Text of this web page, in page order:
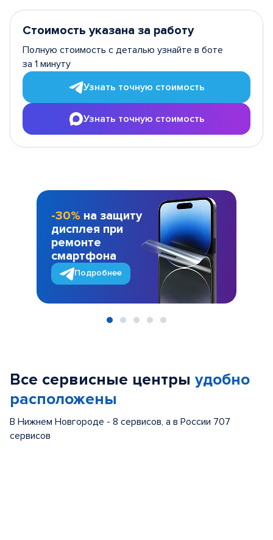
Стоимость указана за работу
Полную стоимость с деталью узнайте в боте
за 1 минуту
Узнать точную стоимость
Узнать точную стоимость
-30% на защиту
дисплея при
ремонте
смартфона
Подробнее
Все сервисные центры удобно
расположены
В Нижнем Новгороде - 8 сервисов, а в России 707
сервисов